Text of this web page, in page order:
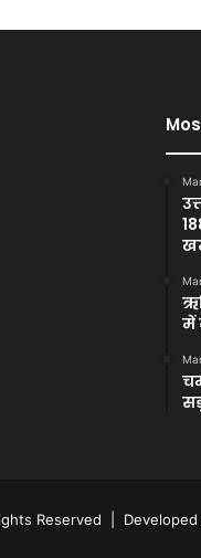
में
Reserved | Developed